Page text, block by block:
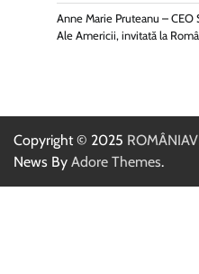
Anne Marie Pruteanu –
Ale Americii, invitată la
Copyright © 2025
News By Adore Themes.